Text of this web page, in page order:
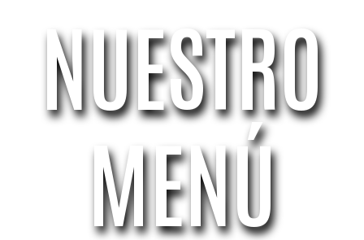
NUESTRO
MENÚ